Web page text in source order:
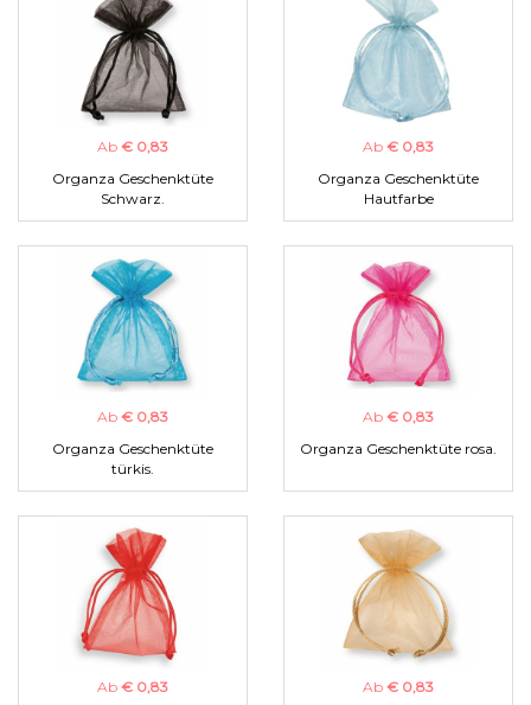
Ab € 0,83
Organza Geschenktüte
Schwarz.
Ab € 0,83
Organza Geschenktüte
Hautfarbe
Ab € 0,83
Organza Geschenktüte
türkis.
Ab € 0,83
Organza Geschenktüte rosa.
Ab € 0,83
Ab € 0,83